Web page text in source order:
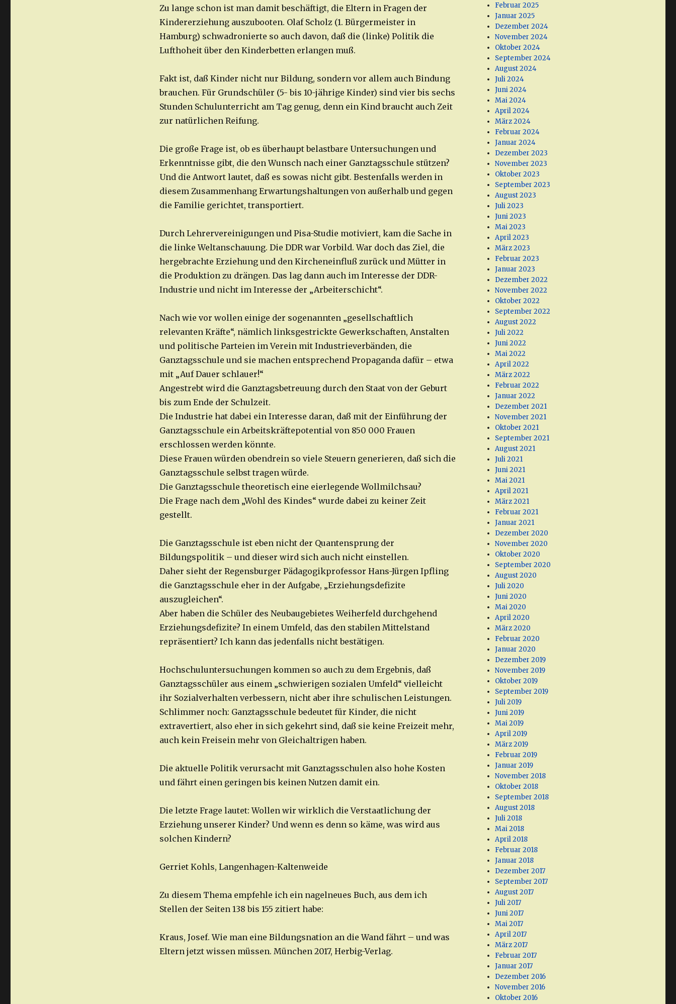
Zu lange schon ist man damit beschäftigt, die Eltern in Fragen der
Kindererziehung auszubooten. Olaf Scholz (1. Bürgermeister in
Hamburg) schwadronierte so auch davon, daß die (linke) Politik die
Lufthoheit über den Kinderbetten erlangen muß.
Fakt ist, daß Kinder nicht nur Bildung, sondern vor allem auch Bindung
brauchen. Für Grundschüler (5- bis 10-jährige Kinder) sind vier bis sechs
Stunden Schulunterricht am Tag genug, denn ein Kind braucht auch Zeit
zur natürlichen Reifung.
Die große Frage ist, ob es überhaupt belastbare Untersuchungen und
Erkenntnisse gibt, die den Wunsch nach einer Ganztagsschule stützen?
Und die Antwort lautet, daß es sowas nicht gibt. Bestenfalls werden in
diesem Zusammenhang Erwartungshaltungen von außerhalb und gegen
die Familie gerichtet, transportiert.
Durch Lehrervereinigungen und Pisa-Studie motiviert, kam die Sache in
die linke Weltanschauung. Die DDR war Vorbild. War doch das Ziel, die
hergebrachte Erziehung und den Kircheneinfluß zurück und Mütter in
die Produktion zu drängen. Das lag dann auch im Interesse der DDR-
Industrie und nicht im Interesse der „Arbeiterschicht“.
Nach wie vor wollen einige der sogenannten „gesellschaftlich
relevanten Kräfte“, nämlich linksgestrickte Gewerkschaften, Anstalten
und politische Parteien im Verein mit Industrieverbänden, die
Ganztagsschule und sie machen entsprechend Propaganda dafür – etwa
mit „Auf Dauer schlauer!“
Angestrebt wird die Ganztagsbetreuung durch den Staat von der Geburt
bis zum Ende der Schulzeit.
Die Industrie hat dabei ein Interesse daran, daß mit der Einführung der
Ganztagsschule ein Arbeitskräftepotential von 850 000 Frauen
erschlossen werden könnte.
Diese Frauen würden obendrein so viele Steuern generieren, daß sich die
Ganztagsschule selbst tragen würde.
Die Ganztagsschule theoretisch eine eierlegende Wollmilchsau?
Die Frage nach dem „Wohl des Kindes“ wurde dabei zu keiner Zeit
gestellt.
Die Ganztagsschule ist eben nicht der Quantensprung der
Bildungspolitik – und dieser wird sich auch nicht einstellen.
Daher sieht der Regensburger Pädagogikprofessor Hans-Jürgen Ipfling
die Ganztagsschule eher in der Aufgabe, „Erziehungsdefizite
auszugleichen“.
Aber haben die Schüler des Neubaugebietes Weiherfeld durchgehend
Erziehungsdefizite? In einem Umfeld, das den stabilen Mittelstand
repräsentiert? Ich kann das jedenfalls nicht bestätigen.
Hochschuluntersuchungen kommen so auch zu dem Ergebnis, daß
Ganztagsschüler aus einem „schwierigen sozialen Umfeld“ vielleicht
ihr Sozialverhalten verbessern, nicht aber ihre schulischen Leistungen.
Schlimmer noch: Ganztagsschule bedeutet für Kinder, die nicht
extravertiert, also eher in sich gekehrt sind, daß sie keine Freizeit mehr,
auch kein Freisein mehr von Gleichaltrigen haben.
Die aktuelle Politik verursacht mit Ganztagsschulen also hohe Kosten
und fährt einen geringen bis keinen Nutzen damit ein.
Die letzte Frage lautet: Wollen wir wirklich die Verstaatlichung der
Erziehung unserer Kinder? Und wenn es denn so käme, was wird aus
solchen Kindern?
Gerriet Kohls, Langenhagen-Kaltenweide
Zu diesem Thema empfehle ich ein nagelneues Buch, aus dem ich
Stellen der Seiten 138 bis 155 zitiert habe:
Kraus, Josef. Wie man eine Bildungsnation an die Wand fährt – und was
Eltern jetzt wissen müssen. München 2017, Herbig-Verlag.
Februar 2025
Januar 2025
Dezember 2024
November 2024
Oktober 2024
September 2024
August 2024
Juli 2024
Juni 2024
Mai 2024
April 2024
März 2024
Februar 2024
Januar 2024
Dezember 2023
November 2023
Oktober 2023
September 2023
August 2023
Juli 2023
Juni 2023
Mai 2023
April 2023
März 2023
Februar 2023
Januar 2023
Dezember 2022
November 2022
Oktober 2022
September 2022
August 2022
Juli 2022
Juni 2022
Mai 2022
April 2022
März 2022
Februar 2022
Januar 2022
Dezember 2021
November 2021
Oktober 2021
September 2021
August 2021
Juli 2021
Juni 2021
Mai 2021
April 2021
März 2021
Februar 2021
Januar 2021
Dezember 2020
November 2020
Oktober 2020
September 2020
August 2020
Juli 2020
Juni 2020
Mai 2020
April 2020
März 2020
Februar 2020
Januar 2020
Dezember 2019
November 2019
Oktober 2019
September 2019
Juli 2019
Juni 2019
Mai 2019
April 2019
März 2019
Februar 2019
Januar 2019
November 2018
Oktober 2018
September 2018
August 2018
Juli 2018
Mai 2018
April 2018
Februar 2018
Januar 2018
Dezember 2017
September 2017
August 2017
Juli 2017
Juni 2017
Mai 2017
April 2017
März 2017
Februar 2017
Januar 2017
Dezember 2016
November 2016
Oktober 2016